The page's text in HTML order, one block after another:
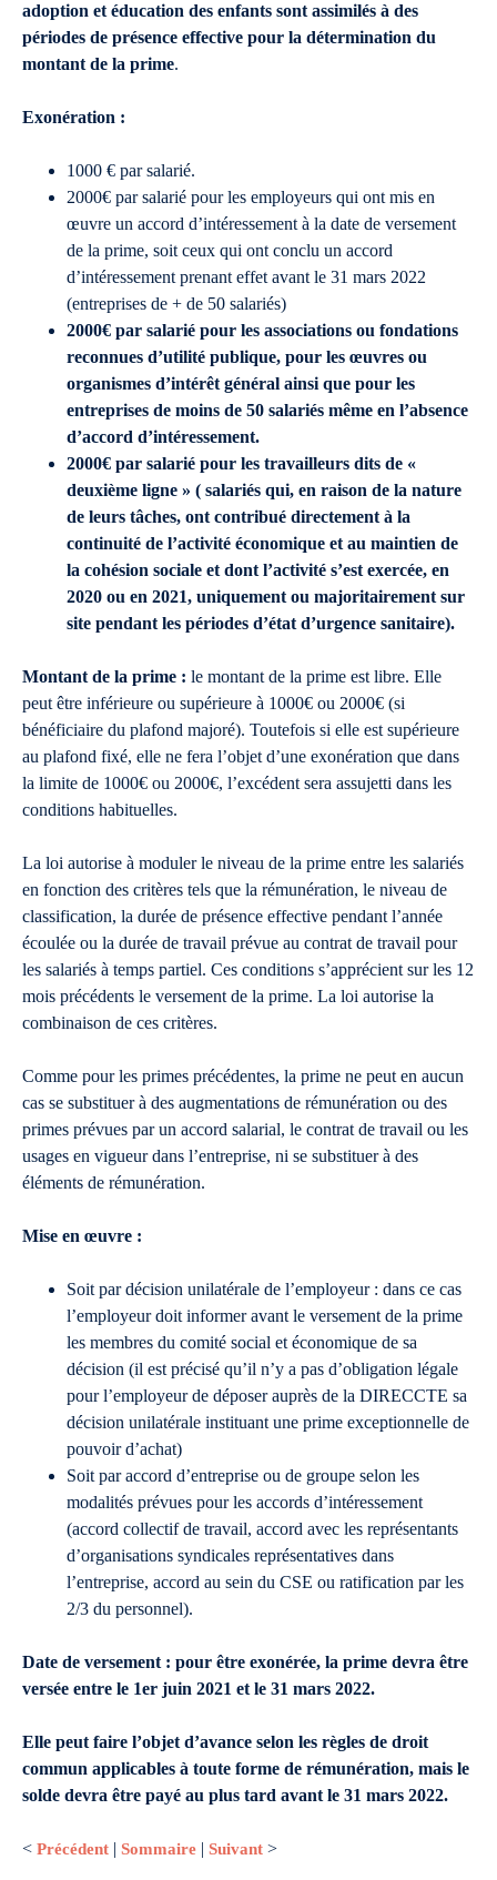
adoption et éducation des enfants sont assimilés à des
périodes de présence effective pour la détermination du
montant de la prime.
Exonération :
1000 € par salarié.
2000€ par salarié pour les employeurs qui ont mis en
œuvre un accord d’intéressement à la date de versement
de la prime, soit ceux qui ont conclu un accord
d’intéressement prenant effet avant le 31 mars 2022
(entreprises de + de 50 salariés)
2000€ par salarié pour les associations ou fondations
reconnues d’utilité publique, pour les œuvres ou
organismes d’intérêt général ainsi que pour les
entreprises de moins de 50 salariés même en l’absence
d’accord d’intéressement.
2000€ par salarié pour les travailleurs dits de «
deuxième ligne » ( salariés qui, en raison de la nature
de leurs tâches, ont contribué directement à la
continuité de l’activité économique et au maintien de
la cohésion sociale et dont l’activité s’est exercée, en
2020 ou en 2021, uniquement ou majoritairement sur
site pendant les périodes d’état d’urgence sanitaire).
Montant de la prime : le montant de la prime est libre. Elle
peut être inférieure ou supérieure à 1000€ ou 2000€ (si
bénéficiaire du plafond majoré). Toutefois si elle est supérieure
au plafond fixé, elle ne fera l’objet d’une exonération que dans
la limite de 1000€ ou 2000€, l’excédent sera assujetti dans les
conditions habituelles.
La loi autorise à moduler le niveau de la prime entre les salariés
en fonction des critères tels que la rémunération, le niveau de
classification, la durée de présence effective pendant l’année
écoulée ou la durée de travail prévue au contrat de travail pour
les salariés à temps partiel. Ces conditions s’apprécient sur les 12
mois précédents le versement de la prime. La loi autorise la
combinaison de ces critères.
Comme pour les primes précédentes, la prime ne peut en aucun
cas se substituer à des augmentations de rémunération ou des
primes prévues par un accord salarial, le contrat de travail ou les
usages en vigueur dans l’entreprise, ni se substituer à des
éléments de rémunération.
Mise en œuvre :
Soit par décision unilatérale de l’employeur : dans ce cas
l’employeur doit informer avant le versement de la prime
les membres du comité social et économique de sa
décision (il est précisé qu’il n’y a pas d’obligation légale
pour l’employeur de déposer auprès de la DIRECCTE sa
décision unilatérale instituant une prime exceptionnelle de
pouvoir d’achat)
Soit par accord d’entreprise ou de groupe selon les
modalités prévues pour les accords d’intéressement
(accord collectif de travail, accord avec les représentants
d’organisations syndicales représentatives dans
l’entreprise, accord au sein du CSE ou ratification par les
2/3 du personnel).
Date de versement : pour être exonérée, la prime devra être
versée entre le 1er juin 2021 et le 31 mars 2022.
Elle peut faire l’objet d’avance selon les règles de droit
commun applicables à toute forme de rémunération, mais le
solde devra être payé au plus tard avant le 31 mars 2022.
< Précédent | Sommaire | Suivant >